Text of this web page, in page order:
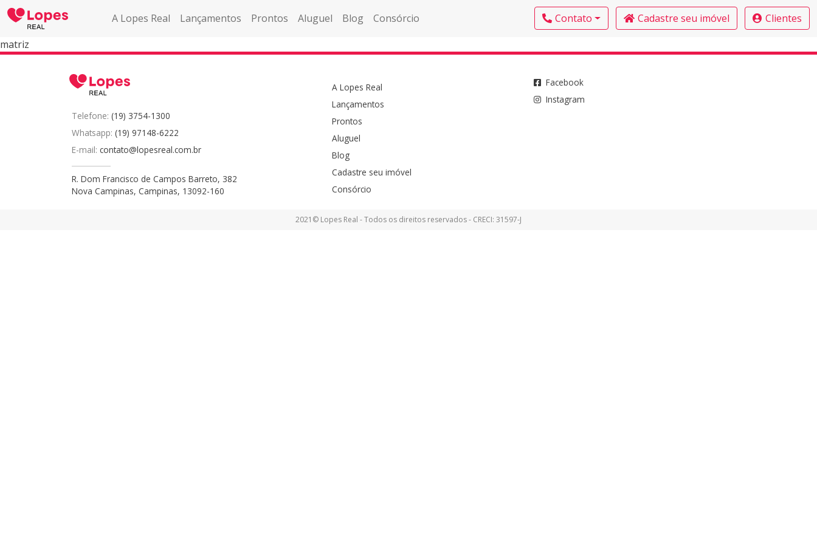
A Lopes Real Lançamentos Prontos Aluguel Blog Consórcio Contato Cadastre seu imóvel
Clientes
matriz
Telefone: (19) 3754-1300
Whatsapp: (19) 97148-6222
E-mail: contato@lopesreal.com.br
R. Dom Francisco de Campos Barreto, 382
Nova Campinas, Campinas, 13092-160
A Lopes Real
Lançamentos
Prontos
Aluguel
Blog
Cadastre seu imóvel
Consórcio
Facebook
Instagram
2021© Lopes Real - Todos os direitos reservados - CRECI: 31597-J